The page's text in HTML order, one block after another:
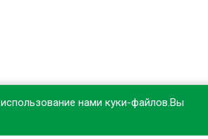
нами куки-файлов.Вы